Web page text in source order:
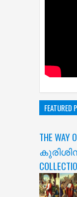
FEATURED
THE WAY